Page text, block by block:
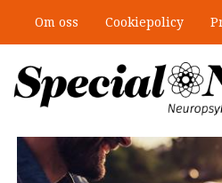
huvudinnehåll
Om oss Cookiepolicy
Ny antologi
fallgropar med
undervisningsgrupper